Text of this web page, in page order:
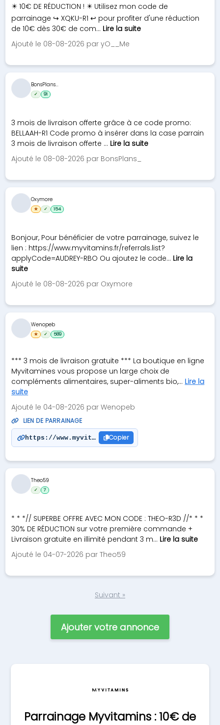
✴️ 10€ DE RÉDUCTION ! ✴️ Utilisez mon code de
parrainage ↪️ XQKU-R1 ↩️ pour profiter d'une réduction
de 10€ dès 30€ de com... Lire la suite
Ajouté le 08-08-2026 par yO__Me
3 mois de livraison offerte grâce à ce code promo:
BELLAAH-R1 Code promo à insérer dans la case parrain
3 mois de livraison offerte ... Lire la suite
Ajouté le 08-08-2026 par BonsPlans_
BonsPlans...
✓ 91
Bonjour, Pour bénéficier de votre parrainage, suivez le
lien : https://www.myvitamins.fr/referrals.list?
applyCode=AUDREY-RBO Ou ajoutez le code... Lire la
suite
Ajouté le 08-08-2026 par Oxymore
Oxymore
★ ✓ 154
*** 3 mois de livraison gratuite *** La boutique en ligne
Myvitamines vous propose un large choix de
compléments alimentaires, super-aliments bio,... Lire la
suite
Ajouté le 04-08-2026 par Wenopeb
LIEN DE PARRAINAGE
https://www.myvitamins.fr/
Copier
Wenopeb
★ ✓ 589
* * *// SUPERBE OFFRE AVEC MON CODE : THEO-R3D //* * *
30% DE RÉDUCTION sur votre première commande +
Livraison gratuite en illimité pendant 3 m... Lire la suite
Ajouté le 04-07-2026 par Theo59
Theo59
✓ 7
Suivant »
Ajouter votre annonce
Parrainage Myvitamins : 10€ de